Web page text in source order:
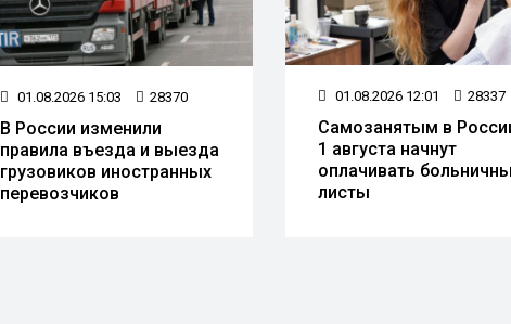
01.08.2026 15:03 28370
В России изменили
правила въезда и выезда
грузовиков иностранных
перевозчиков
01.08.2026 12:01 28337
Самозанятым в
1 августа начнут
оплачивать
листы